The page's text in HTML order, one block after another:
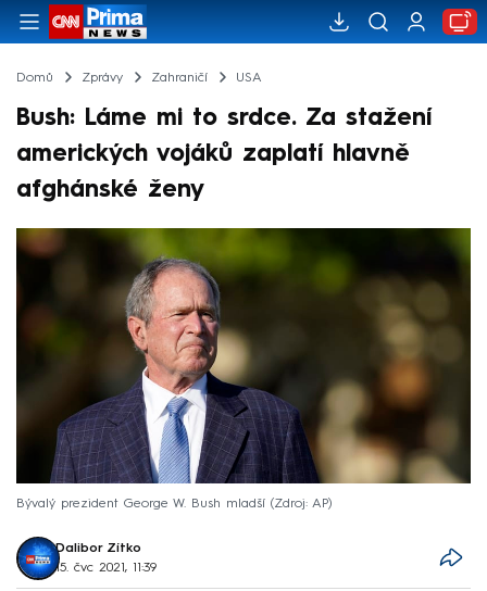
Domů Zprávy Zahraničí USA
Bush: Láme mi to srdce. Za stažení
amerických vojáků zaplatí hlavně
afghánské ženy
Bývalý prezident George W. Bush mladší Zdroj: AP
Dalibor Zítko
15. čvc 2021, 11:39